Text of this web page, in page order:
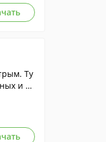
Ту
и д